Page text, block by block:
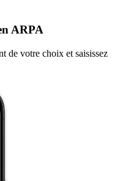
ARPA
de votre choix et saisissez